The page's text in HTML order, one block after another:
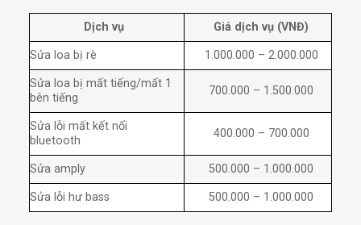
Dịch vụ Giá dịch vụ (VNĐ)
Sửa loa bị rè 1.000.000 – 2.000.000
Sửa loa bị mất tiếng/mất 1
bên tiếng
700.000 – 1.500.000
Sửa lỗi mất kết nối
bluetooth
400.000 – 700.000
Sửa amply 500.000 – 1.000.000
Sửa lỗi hư bass 500.000 – 1.000.000